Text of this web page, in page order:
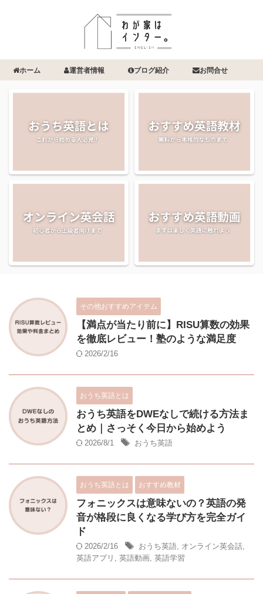
ホーム 運営者情報 ブログ紹介 お問合せ
その他おすすめアイテム
【満点が当たり前に】RISU算数の効果
を徹底レビュー！塾のような満足度
2026/2/16
おうち英語とは
おうち英語をDWEなしで続ける方法ま
とめ｜さっそく今日から始めよう
2026/8/1 おうち英語
おうち英語とは おすすめ教材
フォニックスは意味ないの？英語の発
音が格段に良くなる学び方を完全ガイ
ド
2026/2/16 おうち英語 オンライン英会話
英語アプリ
英語動画 英語学習